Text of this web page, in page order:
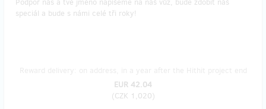
speciál a bude s námi celé tři roky!
EUR 42.04
(CZK 1,020)